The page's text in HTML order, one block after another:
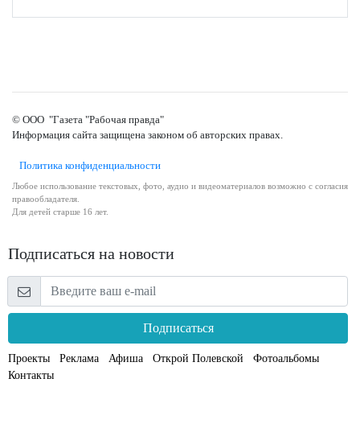
© ООО "Газета "Рабочая правда"
Информация сайта защищена законом об авторских правах.
Политика конфиденциальности
Любое использование текстовых, фото, аудио и видеоматериалов возможно с согласия
правообладателя.
Для детей старше 16 лет.
Подписаться на новости
Подписаться
Проекты Реклама Афиша Открой Полевской
Фотоальбомы
Контакты